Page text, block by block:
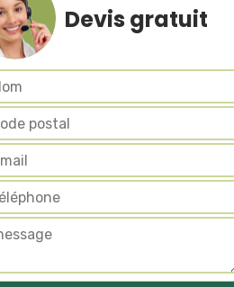
Devis gratuit